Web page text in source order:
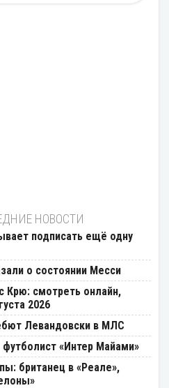
НОВОСТИ
подписать ещё одну
о состоянии Месси
Крю: смотреть онлайн,
2026
Левандовски в МЛС
«Интер Майами»
британец в «Реале»,